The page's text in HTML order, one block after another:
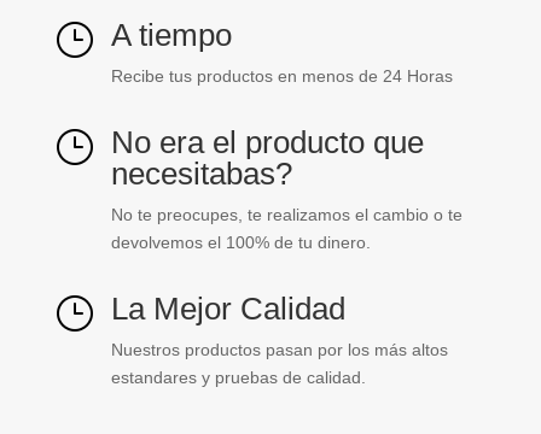
} A tiempo
Recibe tus productos en menos de 24 Horas
} No era el producto que
necesitabas?
No te preocupes, te realizamos el cambio o te
devolvemos el 100% de tu dinero.
} La Mejor Calidad
Nuestros productos pasan por los más altos
estandares y pruebas de calidad.